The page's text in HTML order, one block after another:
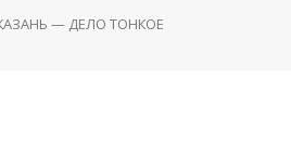
— ДЕЛО ТОНКОЕ